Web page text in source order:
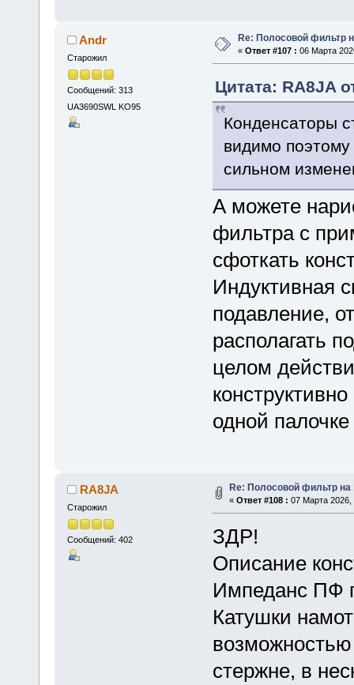
Andr
Старожил
Сообщений: 313
UA3690SWL KO95
Re: Полосовой фильтр
« Ответ #107 : 06 Марта
Цитата: RA8JA
Конденсаторы
видимо
сильном
А можете
фильтра с
сфоткать
Индуктивная
подавление,
располагать
целом
одной
RA8JA
Старожил
Сообщений: 402
Re: Полосовой фильтр на
« Ответ #108 : 07 Марта 2026,
ЗДР!
Описание
Импеданс ПФ
Катушки
стержне, в